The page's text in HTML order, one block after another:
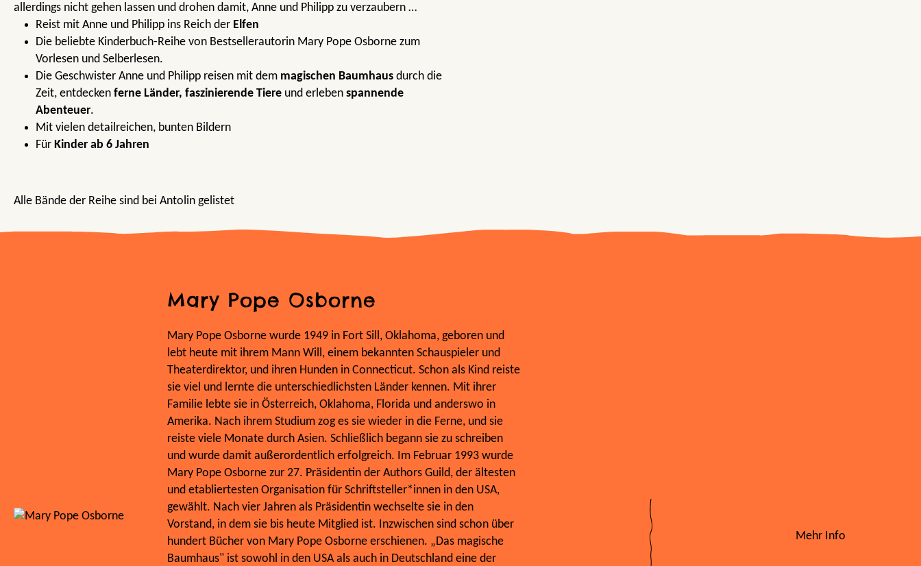
allerdings nicht gehen lassen und drohen damit, Anne und Philipp zu verzaubern …
Reist mit Anne und Philipp ins Reich der Elfen
Die beliebte Kinderbuch-Reihe von Bestsellerautorin Mary Pope Osborne zum
Vorlesen und Selberlesen.
Die Geschwister Anne und Philipp reisen mit dem magischen Baumhaus durch die
Zeit, entdecken ferne Länder, faszinierende Tiere und erleben spannende
Abenteuer.
Mit vielen detailreichen, bunten Bildern
Für Kinder ab 6 Jahren
Alle Bände der Reihe sind bei Antolin gelistet
Mary Pope Osborne
Mary Pope Osborne wurde 1949 in Fort Sill, Oklahoma, geboren und
lebt heute mit ihrem Mann Will, einem bekannten Schauspieler und
Theaterdirektor, und ihren Hunden in Connecticut. Schon als Kind reiste
sie viel und lernte die unterschiedlichsten Länder kennen. Mit ihrer
Familie lebte sie in Österreich, Oklahoma, Florida und anderswo in
Amerika. Nach ihrem Studium zog es sie wieder in die Ferne, und sie
reiste viele Monate durch Asien. Schließlich begann sie zu schreiben
und wurde damit außerordentlich erfolgreich. Im Februar 1993 wurde
Mary Pope Osborne zur 27. Präsidentin der Authors Guild, der ältesten
und etabliertesten Organisation für Schriftsteller*innen in den USA,
gewählt. Nach vier Jahren als Präsidentin wechselte sie in den
Vorstand, in dem sie bis heute Mitglied ist. Inzwischen sind schon über
hundert Bücher von Mary Pope Osborne erschienen. „Das magische
Baumhaus" ist sowohl in den USA als auch in Deutschland eine der
Mehr Info